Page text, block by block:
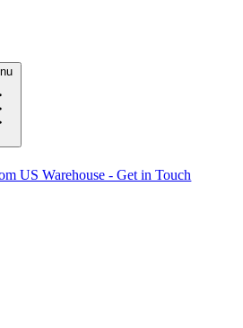
US Warehouse - Get in Touch